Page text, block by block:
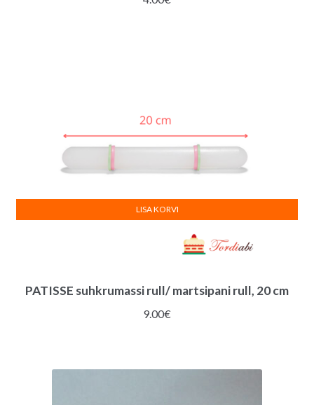
PATISSE suhkrumassi rull/ martsipani rull, 20 cm
9.00€
LISA KORVI